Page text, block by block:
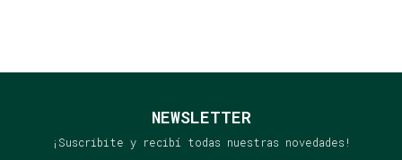
NEWSLETTER
¡Suscribite y recibí todas nuestras novedades!